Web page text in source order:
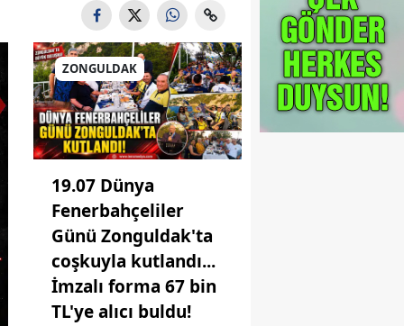
ZONGULDAK
19.07 Dünya
Fenerbahçeliler
Günü Zonguldak'ta
coşkuyla kutlandı...
İmzalı forma 67 bin
TL'ye alıcı buldu!